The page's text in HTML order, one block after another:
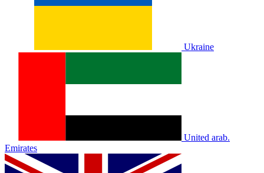
Ukraine
United arab.
Emirates